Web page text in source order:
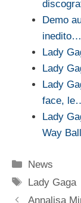
Demo
inedito…
Lady
Lady
Lady
face,
Lady
Way
Categorie
News
Tag
Lady Gaga
Annalisa